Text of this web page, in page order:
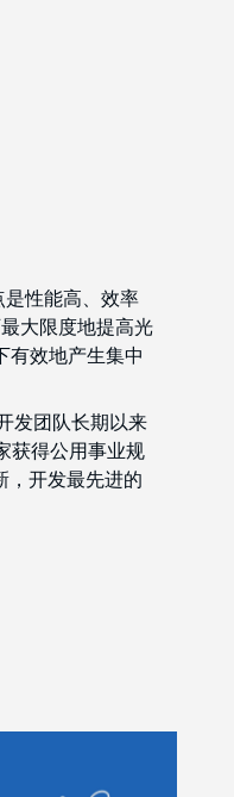
是性能高、效率
大限度地提高光
有效地产生集中
发团队长期以来
获得公用事业规
，开发最先进的